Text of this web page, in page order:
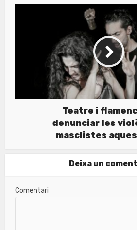
Teatre i
denunciar les
masclistes
Deixa un
Comentari